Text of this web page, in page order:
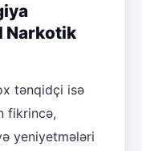
Narkotik
tənqidçi isə
fikrincə,
yeniyetmələri